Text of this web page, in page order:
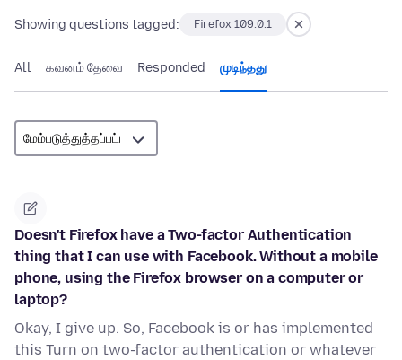
Showing questions tagged: Firefox 109.0.1
All கவனம் தேவை Responded முடிந்தது
Doesn't Firefox have a Two-factor Authentication
thing that I can use with Facebook. Without a mobile
phone, using the Firefox browser on a computer or
laptop?
Okay, I give up. So, Facebook is or has implemented
this Turn on two-factor authentication or whatever